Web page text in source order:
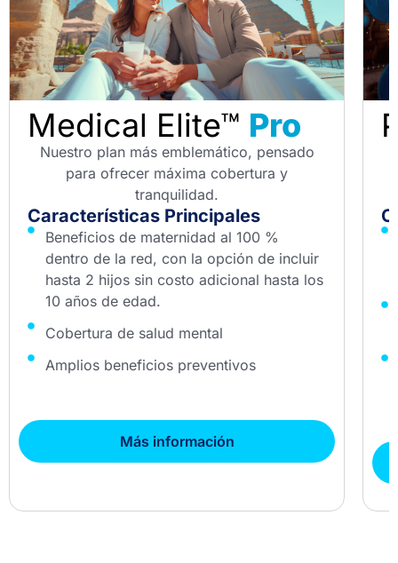
Medical Elite™ Pro
Nuestro plan más emblemático, pensado
para ofrecer máxima cobertura y
tranquilidad.
Características Principales
Beneficios de maternidad al 100 %
dentro de la red, con la opción de incluir
hasta 2 hijos sin costo adicional hasta los
10 años de edad.
Cobertura de salud mental
Amplios beneficios preventivos
Más información